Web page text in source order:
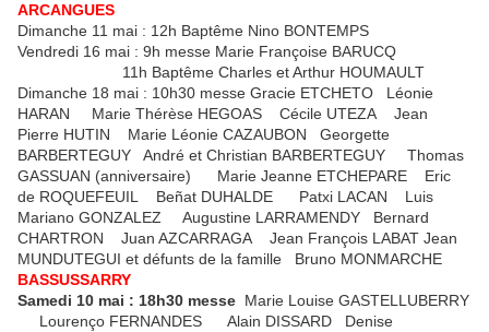
ARCANGUES
Dimanche 11 mai : 12h Baptême Nino BONTEMPS
Vendredi 16 mai : 9h messe Marie Françoise BARUCQ
11h Baptême Charles et Arthur HOUMAULT
Dimanche 18 mai : 10h30 messe Gracie ETCHETO Léonie
HARAN Marie Thérèse HEGOAS Cécile UTEZA Jean
Pierre HUTIN Marie Léonie CAZAUBON Georgette
BARBERTEGUY André et Christian BARBERTEGUY Thomas
GASSUAN (anniversaire) Marie Jeanne ETCHEPARE Eric
de ROQUEFEUIL Beñat DUHALDE Patxi LACAN Luis
Mariano GONZALEZ Augustine LARRAMENDY Bernard
CHARTRON Juan AZCARRAGA Jean François LABAT Jean
MUNDUTEGUI et défunts de la famille Bruno MONMARCHE
BASSUSSARRY
Samedi 10 mai : 18h30 messe Marie Louise GASTELLUBERRY
Lourenço FERNANDES Alain DISSARD Denise